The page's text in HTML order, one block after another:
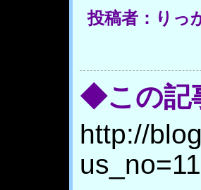
投稿者：りっ
◆この記
http://